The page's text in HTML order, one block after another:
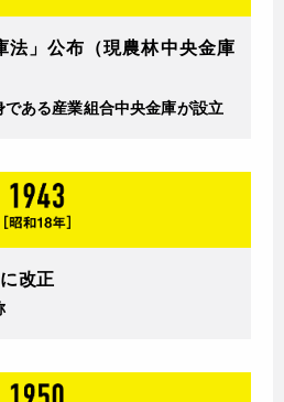
法」公布（現農林中央金庫
ある産業組合中央金庫が設立
改正